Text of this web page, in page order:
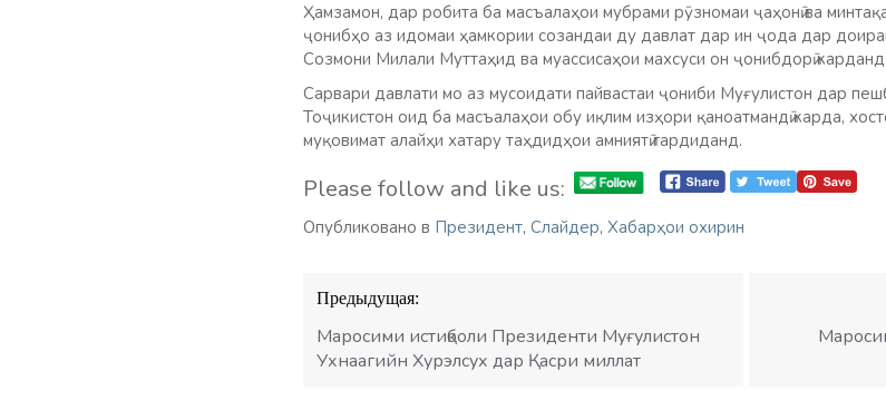
Ҳамзамон, дар робита ба масъалаҳои мубрами рӯзномаи ҷаҳонӣ ва
ҷонибҳо аз идомаи ҳамкории созандаи ду давлат дар ин ҷода дар
Созмони Милали Муттаҳид ва муассисаҳои махсуси он ҷонибдорӣ карданд.
Сарвари давлати мо аз мусоидати пайвастаи ҷониби Муғулистон дар
Тоҷикистон оид ба масъалаҳои обу иқлим изҳори қаноатмандӣ карда,
муқовимат алайҳи хатару таҳдидҳои амниятӣ гардиданд.
Please follow and like us:
Опубликовано в Президент, Слайдер, Хабарҳои охирин
Навигация
по
записям
Предыдущая:
Маросими истиқболи Президенти Муғулистон
Ухнаагийн Хурэлсух дар Қасри миллат